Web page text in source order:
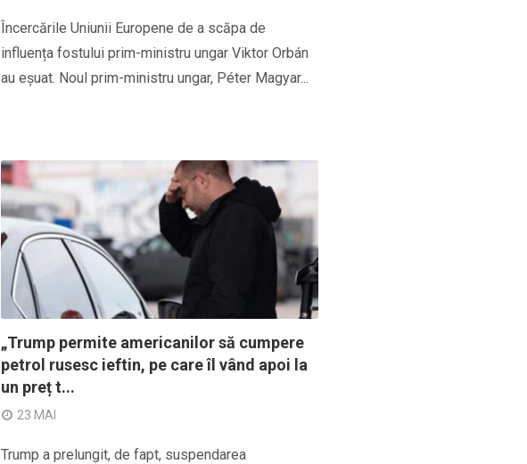
Încercările Uniunii Europene de a scăpa de
influența fostului prim-ministru ungar Viktor Orbán
au eșuat. Noul prim-ministru ungar, Péter Magyar...
„Trump permite americanilor să cumpere
petrol rusesc ieftin, pe care îl vând apoi la
un preț t...
23 MAI
Trump a prelungit, de fapt, suspendarea